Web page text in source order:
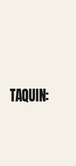
TAQUIN: